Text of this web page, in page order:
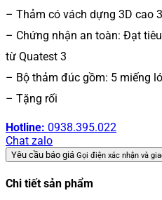
– Thảm có vách dựng 3D cao
– Chứng nhận an toàn: Đạt
từ Quatest 3
– Bộ thảm đúc gồm: 5 miếng
– Tặng rối
Hotline: 0938.395.022
Chat zalo
Yêu cầu báo giá Gọi điện xác nhận và
Chi tiết sản phẩm